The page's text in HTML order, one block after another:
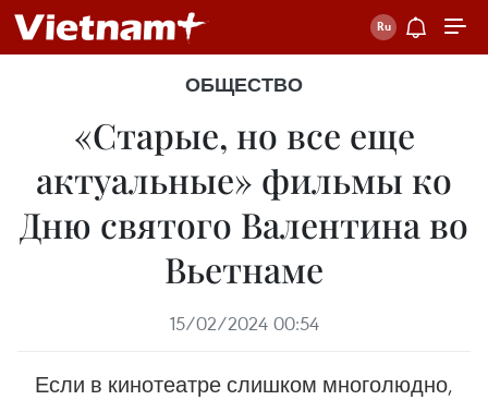
ОБЩЕСТВО
«Старые, но все еще
актуальные» фильмы ко
Дню святого Валентина во
Вьетнаме
15/02/2024 00:54
Если в кинотеатре слишком многолюдно,